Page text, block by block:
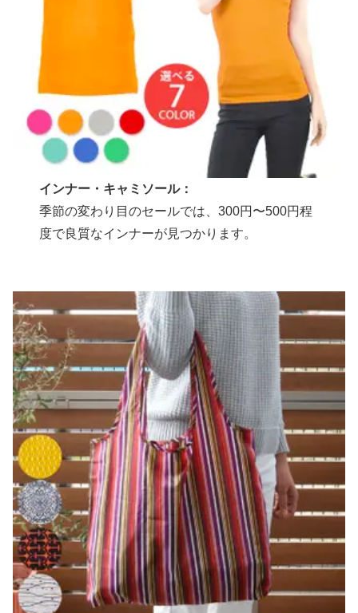
インナー・キャミソール：
季節の変わり目のセールでは、300円〜500円程
度で良質なインナーが見つかります。